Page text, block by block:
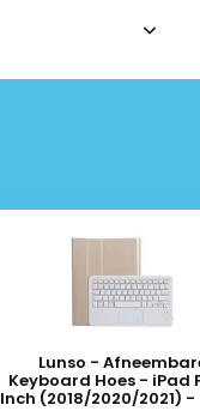
Lunso -
Keyboard Hoes - iPad
Inch (2018/2020/2021)